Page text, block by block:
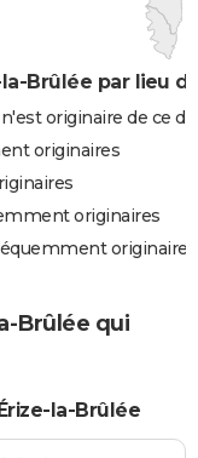
Brûlée par lieu
originaire de ce
originaires
originaires
originaires
Brûlée qui
la-Brûlée